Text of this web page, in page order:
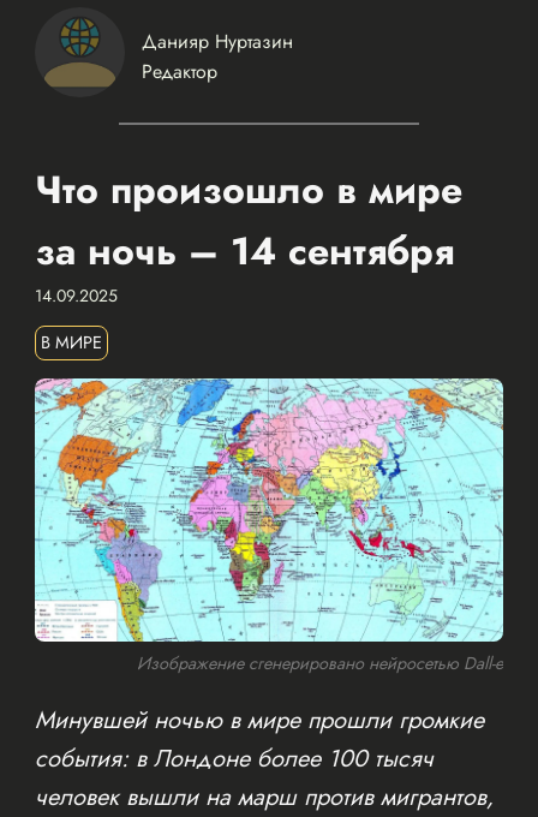
Данияр Нуртазин
Редактор
Что произошло в мире
за ночь – 14 сентября
14.09.2025
В МИРЕ
Изображение сгенерировано нейросетью Dall-e
Минувшей ночью в мире прошли громкие
события: в Лондоне более 100 тысяч
человек вышли на марш против мигрантов,